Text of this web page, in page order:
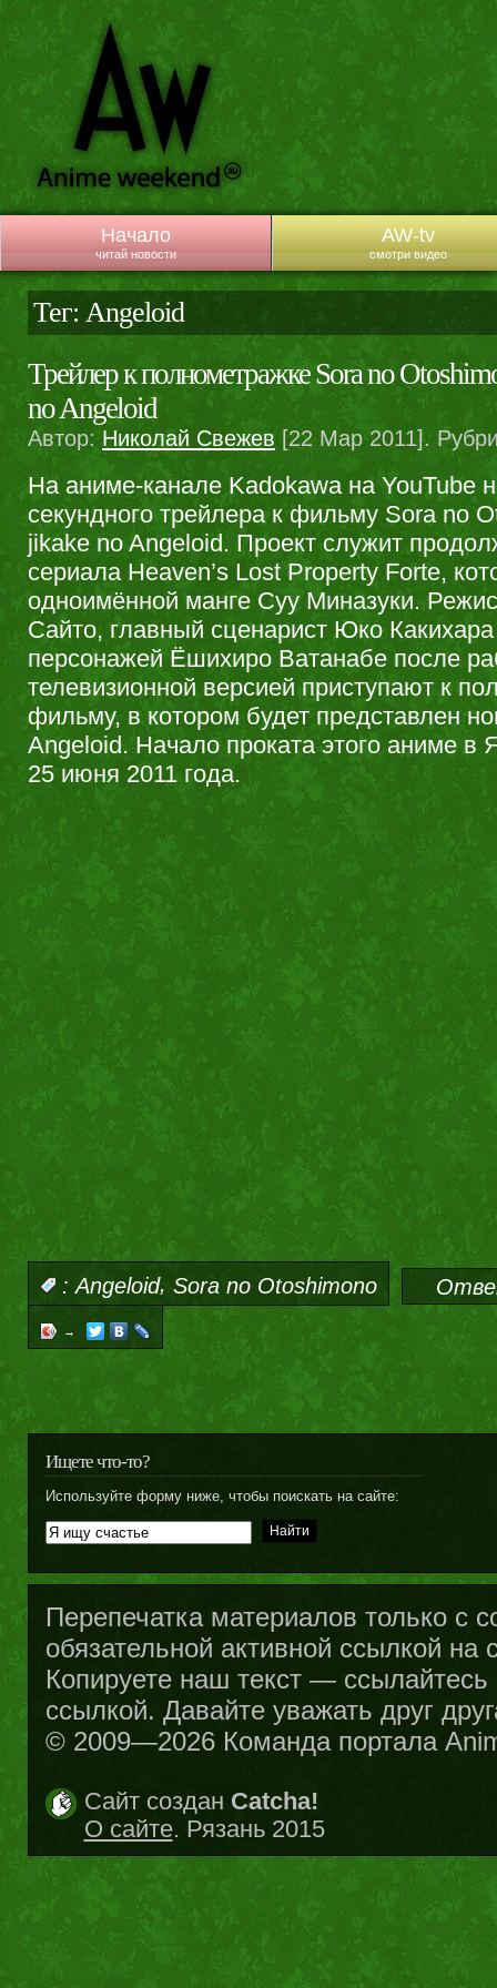
Начало
читай новости
AW-tv
смотри видео
Тег: Angeloid
Трейлер к полнометражке Sora no
no Angeloid
Автор:Николай Свежев [22 Мар 2011].
На аниме-канале Kadokawa на YouTube
секундного трейлера к фильму Sora no
jikake no Angeloid. Проект служит
сериала Heaven’s Lost Property Forte,
одноимённой манге Суу Миназуки.
Сайто, главный сценарист Юко
персонажей Ёшихиро Ватанабе после
телевизионной версией приступают к
фильму, в котором будет представлен
Angeloid. Начало проката этого аниме в
25 июня 2011 года.
: Angeloid, Sora no Otoshimono
→
Ищете что-то?
Используйте форму ниже, чтобы поискать на сайте:
Перепечатка материалов только с
обязательной активной ссылкой на
Копируете наш текст —
ссылкой. Давайте уважать друг
© 2009—2026 Команда портала
Сайт создан Catcha!
О сайте. Рязань 2015